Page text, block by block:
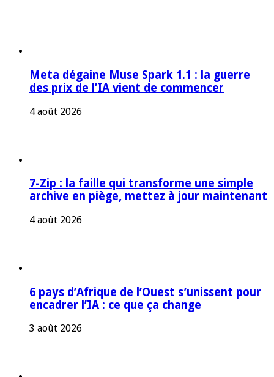
Meta dégaine Muse Spark 1.1 : la guerre
des prix de l’IA vient de commencer
4 août 2026
7-Zip : la faille qui transforme une simple
archive en piège, mettez à jour maintenant
4 août 2026
6 pays d’Afrique de l’Ouest s’unissent pour
encadrer l’IA : ce que ça change
3 août 2026